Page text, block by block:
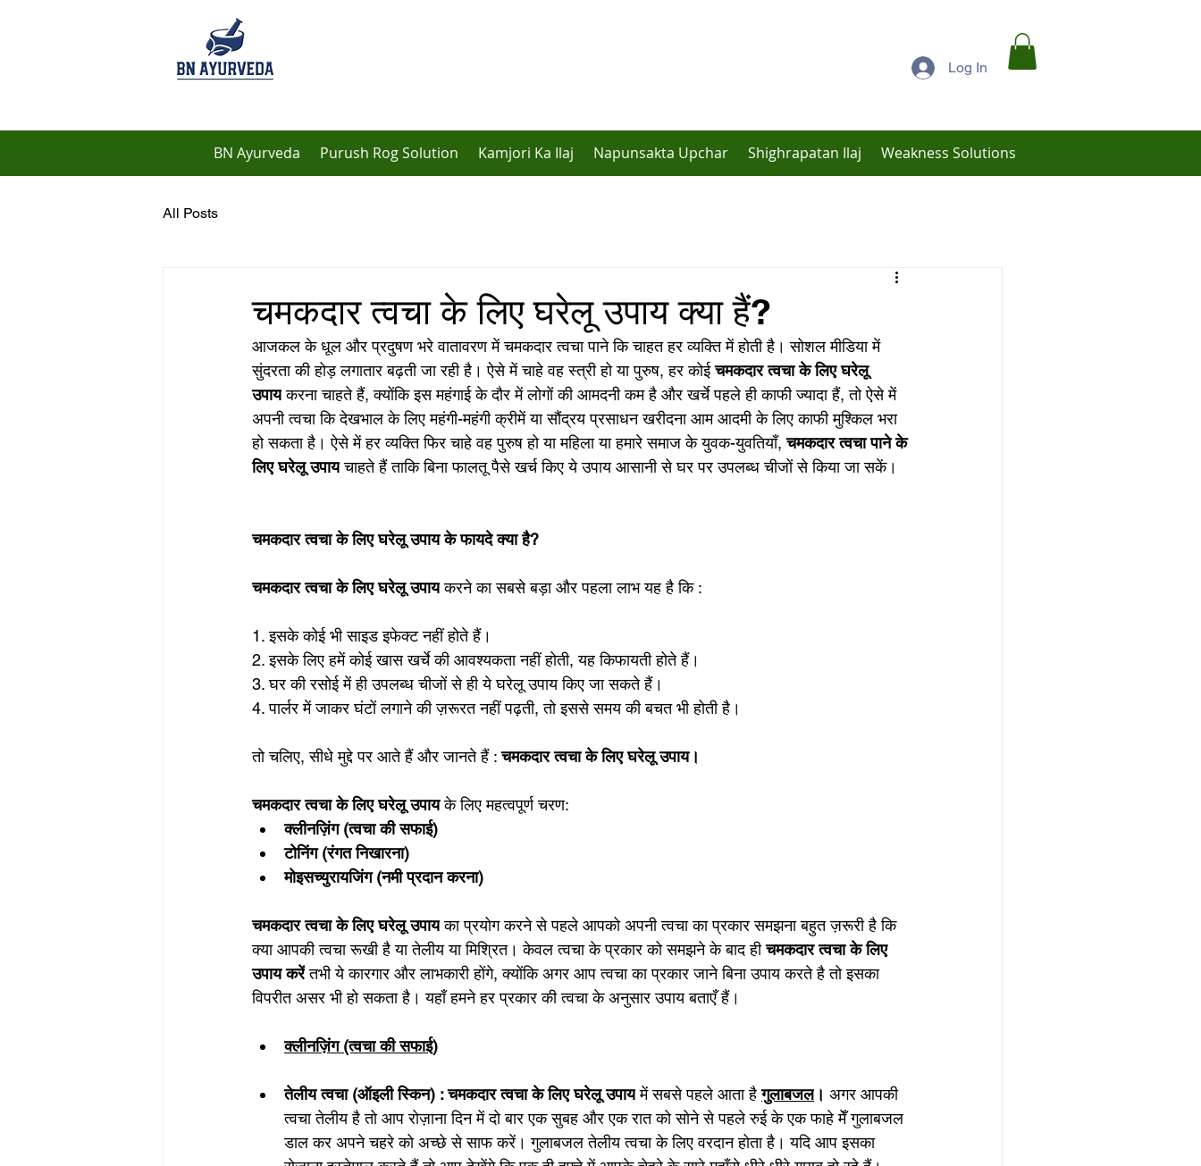
Log In
BN Ayurveda Purush Rog Solution Kamjori Ka Ilaj Napunsakta Upchar Shighrapatan Ilaj Weakness Solutions
All Posts
चमकदार त्वचा के लिए घरेलू उपाय क्या हैं?
आजकल के धूल और प्रदुषण भरे वातावरण में चमकदार त्वचा पाने कि चाहत हर व्यक्ति में होती है। सोशल मीडिया में
सुंदरता की होड़ लगातार बढ़ती जा रही है। ऐसे में चाहे वह स्त्री हो या पुरुष, हर कोई चमकदार त्वचा के लिए घरेलू
उपाय करना चाहते हैं, क्योंकि इस महंगाई के दौर में लोगों की आमदनी कम है और खर्चे पहले ही काफी ज्यादा हैं, तो ऐसे में
अपनी त्वचा कि देखभाल के लिए महंगी-महंगी क्रीमें या सौंद्रय प्रसाधन खरीदना आम आदमी के लिए काफी मुश्किल भरा
हो सकता है। ऐसे में हर व्यक्ति फिर चाहे वह पुरुष हो या महिला या हमारे समाज के युवक-युवतियाँ, चमकदार त्वचा पाने के
लिए घरेलू उपाय चाहते हैं ताकि बिना फालतू पैसे खर्च किए ये उपाय आसानी से घर पर उपलब्ध चीजों से किया जा सकें।
चमकदार त्वचा के लिए घरेलू उपाय के फायदे क्या है?
चमकदार त्वचा के लिए घरेलू उपाय करने का सबसे बड़ा और पहला लाभ यह है कि :
1. इसके कोई भी साइड इफेक्ट नहीं होते हैं।
2. इसके लिए हमें कोई खास खर्चे की आवश्यकता नहीं होती, यह किफायती होते हैं।
3. घर की रसोई में ही उपलब्ध चीजों से ही ये घरेलू उपाय किए जा सकते हैं।
4. पार्लर में जाकर घंटों लगाने की ज़रूरत नहीं पढ़ती, तो इससे समय की बचत भी होती है।
तो चलिए, सीधे मुद्दे पर आते हैं और जानते हैं : चमकदार त्वचा के लिए घरेलू उपाय।
चमकदार त्वचा के लिए घरेलू उपाय के लिए महत्वपूर्ण चरण:
क्लीनज़िंग (त्वचा की सफाई)
टोनिंग (रंगत निखारना)
मोइसच्युरायजिंग (नमी प्रदान करना)
चमकदार त्वचा के लिए घरेलू उपाय का प्रयोग करने से पहले आपको अपनी त्वचा का प्रकार समझना बहुत ज़रूरी है कि
क्या आपकी त्वचा रूखी है या तेलीय या मिश्रित। केवल त्वचा के प्रकार को समझने के बाद ही चमकदार त्वचा के लिए
उपाय करें तभी ये कारगार और लाभकारी होंगे, क्योंकि अगर आप त्वचा का प्रकार जाने बिना उपाय करते है तो इसका
विपरीत असर भी हो सकता है। यहाँ हमने हर प्रकार की त्वचा के अनुसार उपाय बताएँ हैं।
क्लीनज़िंग (त्वचा की सफाई)
तेलीय त्वचा (ऑइली स्किन) : चमकदार त्वचा के लिए घरेलू उपाय में सबसे पहले आता है गुलाबजल । अगर आपकी
त्वचा तेलीय है तो आप रोज़ाना दिन में दो बार एक सुबह और एक रात को सोने से पहले रुई के एक फाहे मेँ गुलाबजल
डाल कर अपने चहरे को अच्छे से साफ करें। गुलाबजल तेलीय त्वचा के लिए वरदान होता है। यदि आप इसका